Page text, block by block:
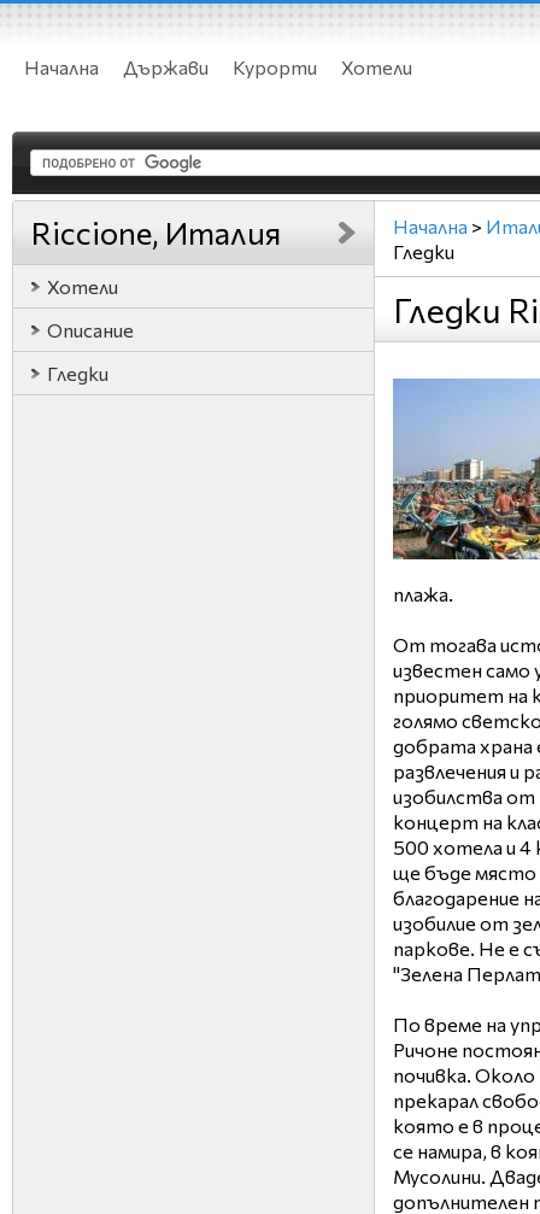
Начална Държави Курорти Хотели
Riccione, Италия
Хотели
Описание
Гледки
Начална >
Гледки
Гледки
плажа.
От тогава
известен само
приоритет на
голямо
добрата храна
развлечения и
изобилства
концерт на
500 хотела и 4
ще бъде място
благодарение
изобилие от
паркове. Не е
"Зелена
По време на
Ричоне
почивка.
прекарал
която е в
се намира, в
Мусолини.
допълнителен